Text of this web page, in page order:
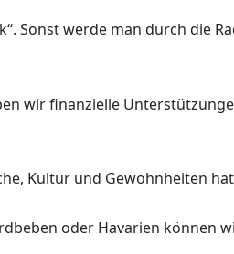
Sonst werde man durch die
wir finanzielle
Kultur und Gewohnheiten
oder Havarien können